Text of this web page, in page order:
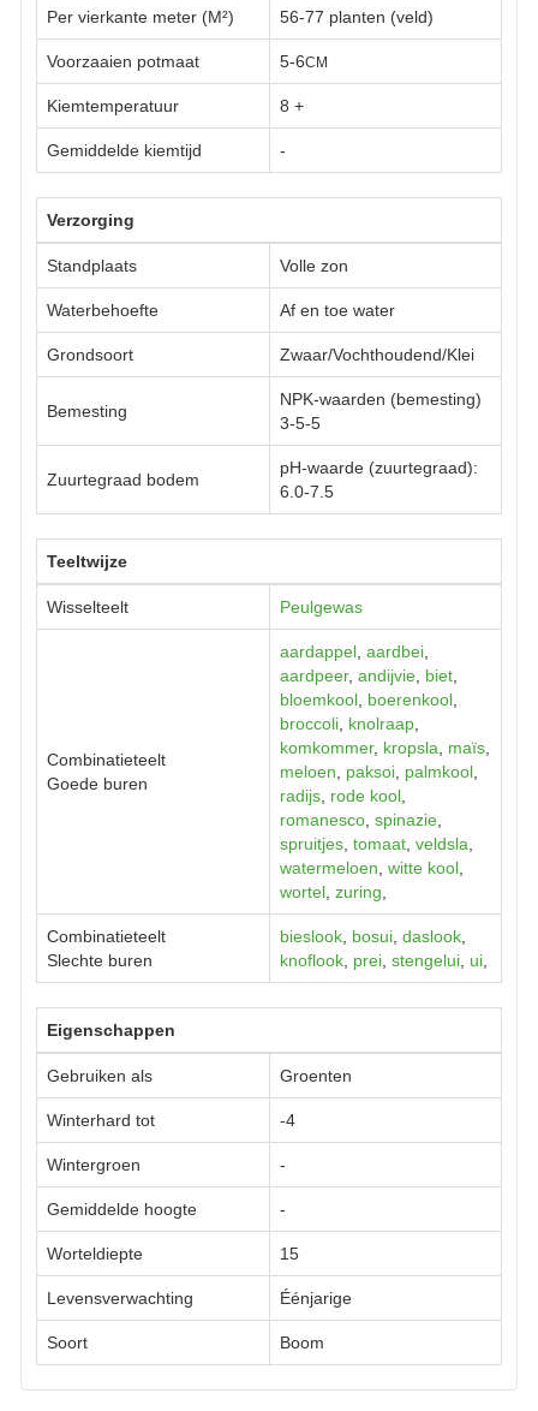
Per vierkante meter (M²) 56-77 planten (veld)
Voorzaaien potmaat 5-6CM
Kiemtemperatuur 8 +
Gemiddelde kiemtijd -
Verzorging
Standplaats Volle zon
Waterbehoefte Af en toe water
Grondsoort Zwaar/Vochthoudend/Klei
Bemesting
NPK-waarden (bemesting)
3-5-5
Zuurtegraad bodem
pH-waarde (zuurtegraad):
6.0-7.5
Teeltwijze
Wisselteelt Peulgewas
Combinatieteelt
Goede buren
aardappel aardbei
aardpeer, andijvie biet
bloemkool boerenkool
broccoli knolraap
komkommer, kropsla maïs
meloen
paksoi palmkool
radijs rode kool
romanesco spinazie
spruitjes tomaat veldsla
watermeloen witte kool
wortel zuring
Combinatieteelt
Slechte buren
bieslook bosui daslook
knoflook prei stengelui ui
Eigenschappen
Gebruiken als Groenten
Winterhard tot -4
Wintergroen -
Gemiddelde hoogte -
Worteldiepte 15
Levensverwachting Éénjarige
Soort Boom